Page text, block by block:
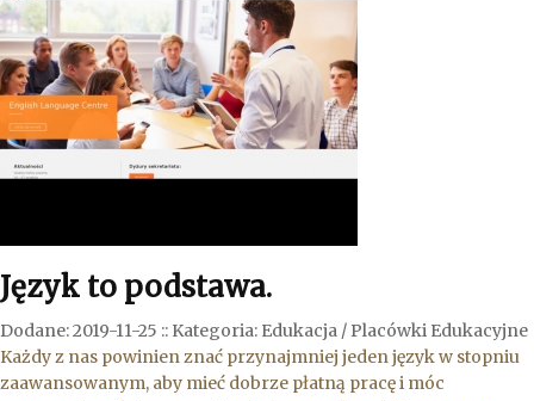
Język to podstawa.
Dodane: 2019-11-25 :: Kategoria: Edukacja / Placówki Edukacyjne
Każdy z nas powinien znać przynajmniej jeden język w stopniu
zaawansowanym, aby mieć dobrze płatną pracę i móc